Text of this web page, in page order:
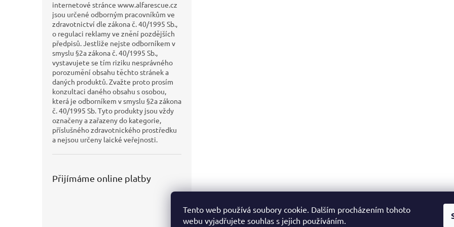
Tento web používá soubory cookie. Dalším procházením tohoto
webu vyjadřujete souhlas s jejich používáním.
internetové stránce www.alfarescue.cz
jsou určené odborným pracovníkům ve
zdravotnictví dle zákona č. 40/1995 Sb.,
o regulaci reklamy ve znění pozdějších
předpisů. Jestliže nejste odborníkem v
smyslu §2a zákona č. 40/1995 Sb.,
vystavujete se tím riziku nesprávného
porozumění obsahu těchto stránek a
daných produktů. Zvažte proto prosím
konzultaci daného obsahu s osobou,
která je odborníkem v smyslu §2a zákona
č. 40/1995 Sb. Tyto produkty jsou vždy
označeny a zařazeny do kategorie,
příslušného zdravotnického prostředku
a nejsou určeny laické veřejnosti.
Přijímáme online platby